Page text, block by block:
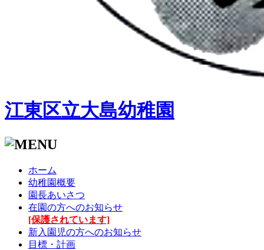
江東区立大島幼稚園
ホーム
幼稚園概要
園長あいさつ
在園の方へのお知らせ
[保護されています]
新入園児の方へのお知らせ
目標・計画